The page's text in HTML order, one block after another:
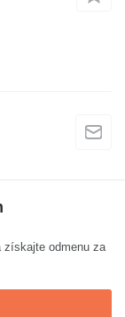
získajte odmenu za